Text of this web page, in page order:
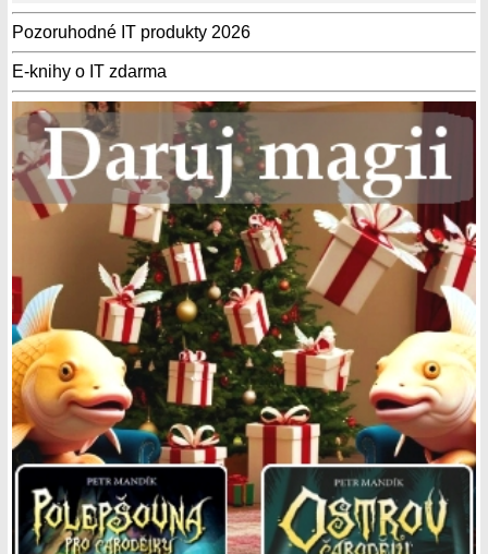
Pozoruhodné IT produkty 2026
E-knihy o IT zdarma